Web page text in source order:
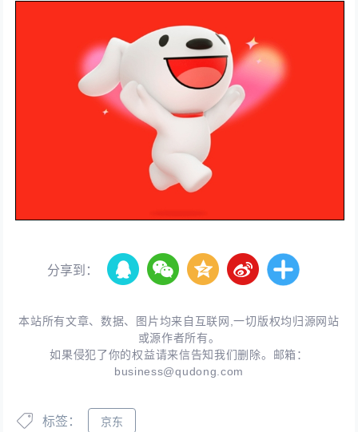
分享到：
本站所有文章、数据、图片均来自互联网,一切版权均归源网站
或源作者所有。
如果侵犯了你的权益请来信告知我们删除。邮箱：
business@qudong.com
标签： 京东